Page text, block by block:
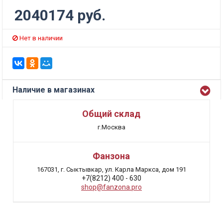
2040174 руб.
Нет в наличии
Наличие в магазинах
Общий склад
г.Москва
Фанзона
167031, г. Сыктывкар, ул. Карла Маркса, дом 191
+7(8212) 400 - 630
shop@fanzona.pro